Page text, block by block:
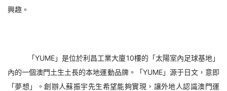
興趣。
「YUME」是位於利昌工業大廈10樓的「太陽室內足球基地」
內的一個澳門土生土長的本地運動品牌。「YUME」源于日文，意即
「夢想」。創辦人蘇振宇先生希望能夠實現，讓外地人認識澳門運